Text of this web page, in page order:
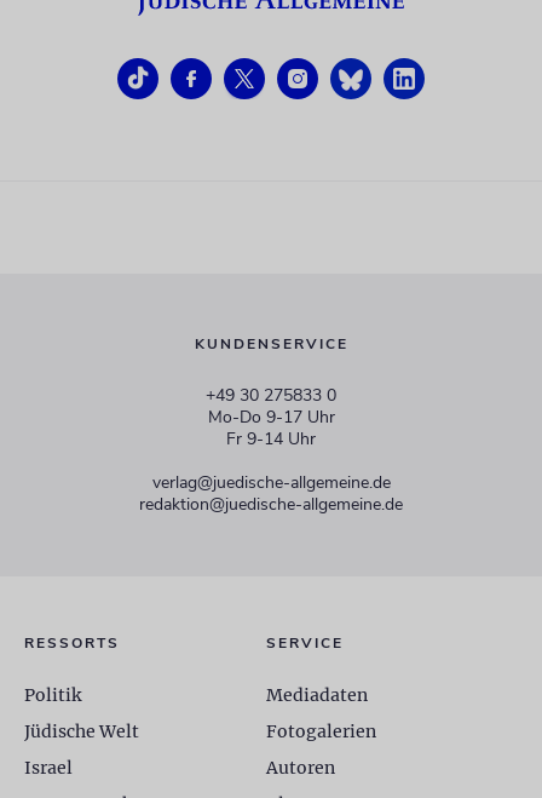
KUNDENSERVICE
+49 30 275833 0
Mo-Do 9-17 Uhr
Fr 9-14 Uhr
verlag@juedische-allgemeine.de
redaktion@juedische-allgemeine.de
RESSORTS
Politik
Jüdische Welt
Israel
SERVICE
Mediadaten
Fotogalerien
Autoren